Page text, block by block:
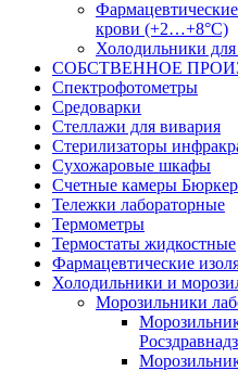
крови (+2…+8°С)
Холодильники
СОБСТВЕННОЕ
Спектрофотометры
Средоварки
Стеллажи для вивария
Стерилизаторы
Сухожаровые шкафы
Счетные камеры
Тележки лабораторные
Термометры
Термостаты жидкостные
Фармацевтические
Холодильники и
Морозильники